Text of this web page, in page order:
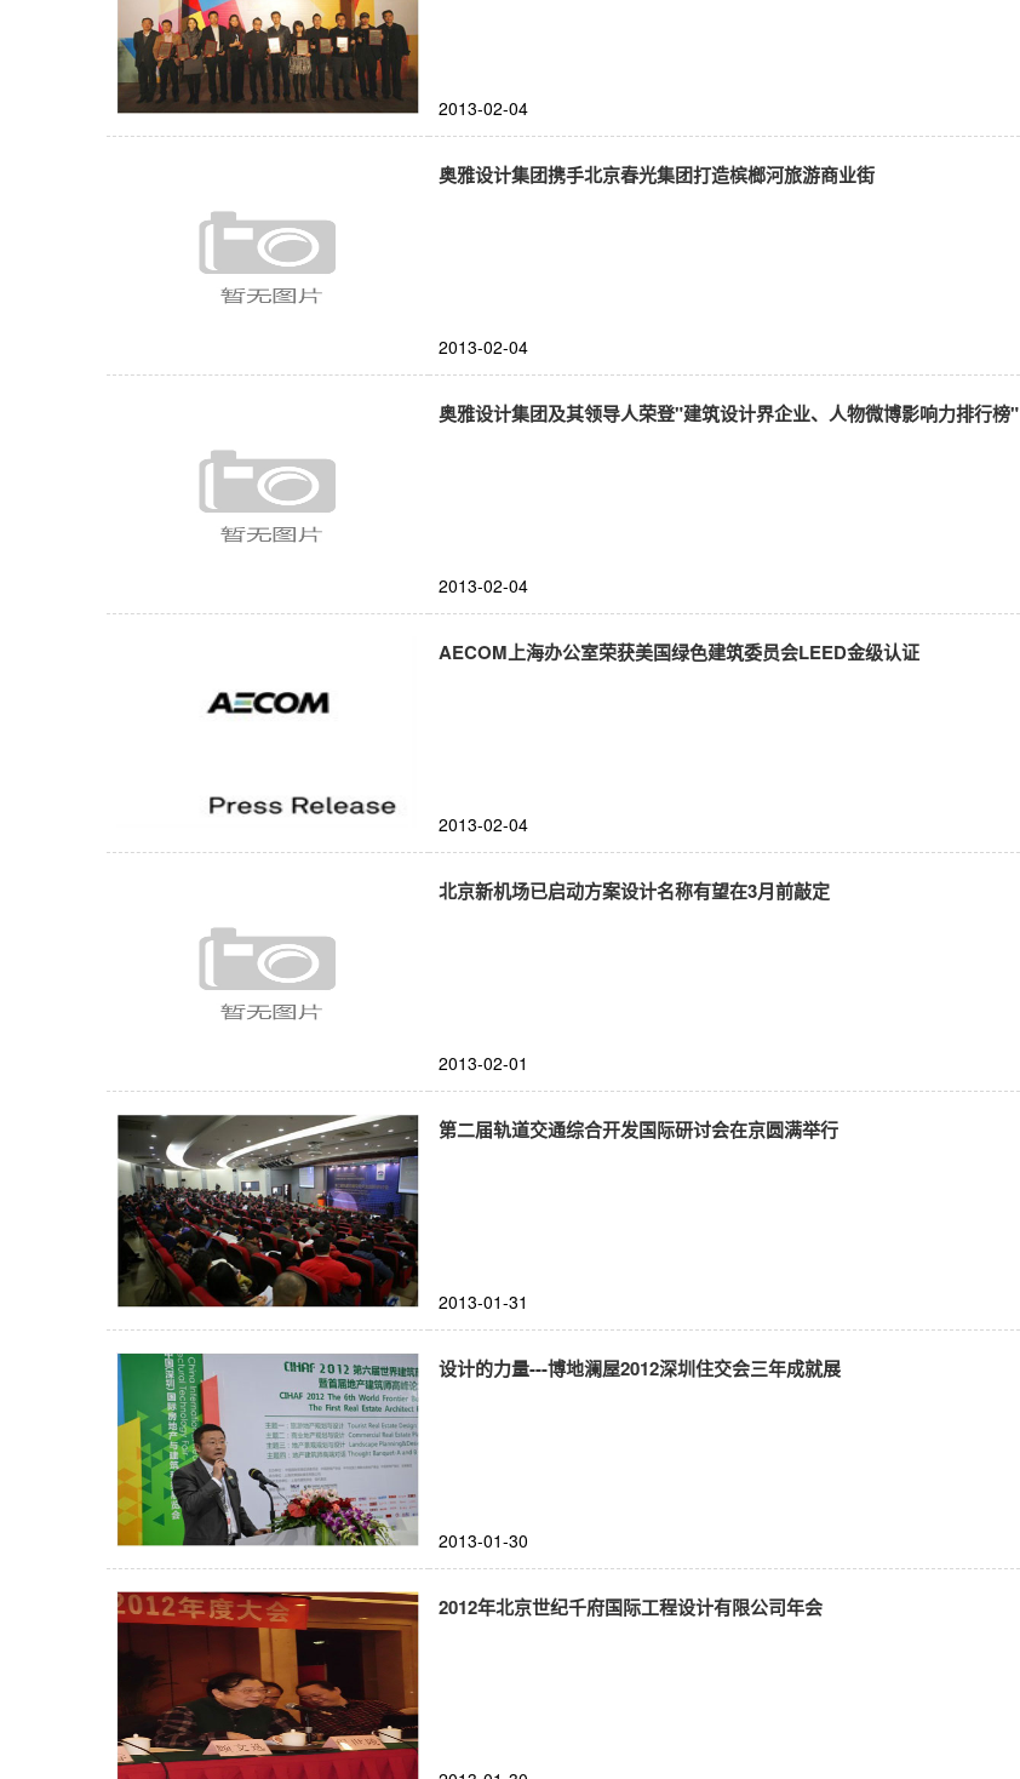
2013-02-04
奥雅设计集团携手北京春光集团打造槟榔河旅游商业街
2013-02-04
奥雅设计集团及其领导人荣登"建筑设计界企业、人物微博影响力排行榜"
2013-02-04
AECOM上海办公室荣获美国绿色建筑委员会LEED金级认证
2013-02-04
北京新机场已启动方案设计名称有望在3月前敲定
2013-02-01
第二届轨道交通综合开发国际研讨会在京圆满举行
2013-01-31
设计的力量---博地澜屋2012深圳住交会三年成就展
2013-01-30
2012年北京世纪千府国际工程设计有限公司年会